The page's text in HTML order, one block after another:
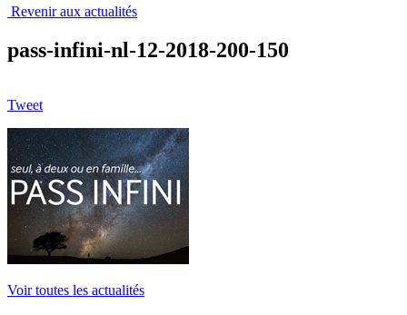
Revenir aux actualités
pass-infini-nl-12-2018-200-150
Tweet
Voir toutes les actualités